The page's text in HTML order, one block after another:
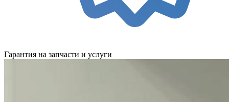
Гарантия на запчасти и услуги